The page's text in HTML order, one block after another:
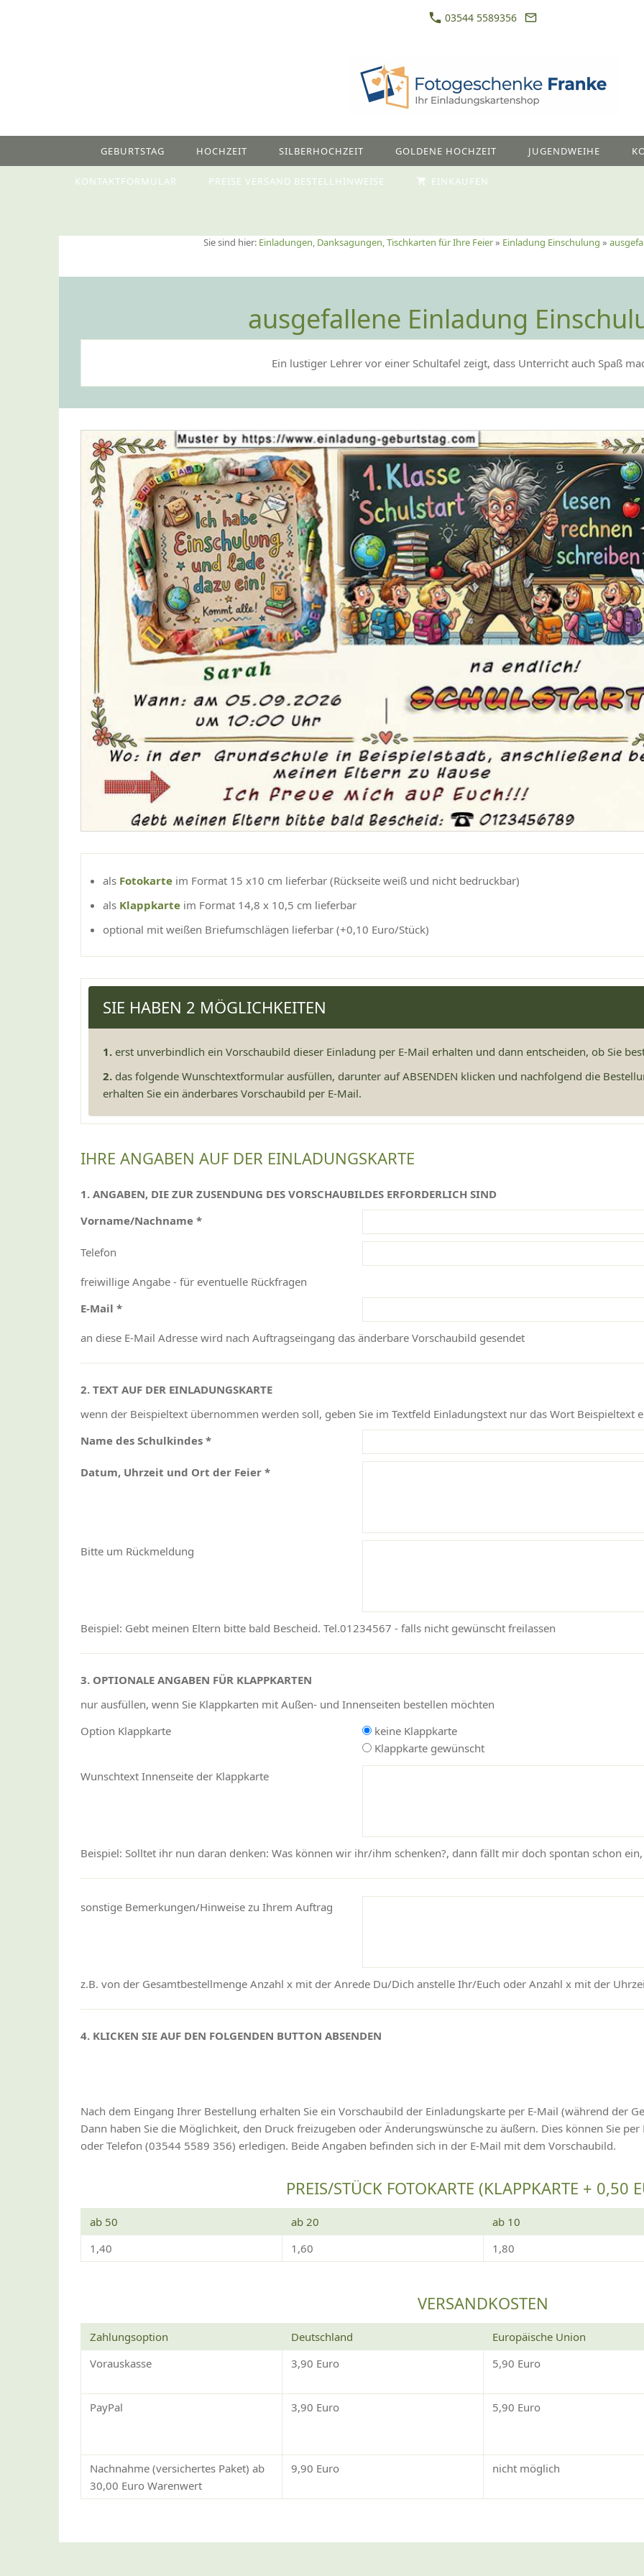
03544 5589356
GEBURTSTAG HOCHZEIT SILBERHOCHZEIT GOLDENE HOCHZEIT JUGENDWEIHE
KONTAKTFORMULAR PREISE VERSAND BESTELLHINWEISE EINKAUFEN
Sie sind hier: Einladungen, Danksagungen, Tischkarten für Ihre Feier» Einladung Einschulung »
ausgefallene Einladung
Ein lustiger Lehrer vor einer Schultafel zeigt, dass Unterricht auch Spaß
als Fotokarte im Format 15 x10 cm lieferbar (Rückseite weiß und nicht bedruckbar)
als Klappkarte im Format 14,8 x 10,5 cm lieferbar
optional mit weißen Briefumschlägen lieferbar (+0,10 Euro/Stück)
SIE HABEN 2 MÖGLICHKEITEN
1. erst unverbindlich ein Vorschaubild dieser Einladung per E-Mail erhalten und dann entscheiden, ob Sie
2. das folgende Wunschtextformular ausfüllen, darunter auf ABSENDEN klicken und nachfolgend die
erhalten Sie ein änderbares Vorschaubild per E-Mail.
IHRE ANGABEN AUF DER EINLADUNGSKARTE
1. ANGABEN, DIE ZUR ZUSENDUNG DES VORSCHAUBILDES ERFORDERLICH SIND
Vorname/Nachname *
Telefon
freiwillige Angabe - für eventuelle Rückfragen
E-Mail *
an diese E-Mail Adresse wird nach Auftragseingang das änderbare Vorschaubild gesendet
2. TEXT AUF DER EINLADUNGSKARTE
wenn der Beispieltext übernommen werden soll, geben Sie im Textfeld Einladungstext nur das Wort Beispieltext
Name des Schulkindes *
Datum, Uhrzeit und Ort der Feier *
Bitte um Rückmeldung
Beispiel: Gebt meinen Eltern bitte bald Bescheid. Tel.01234567 - falls nicht gewünscht freilassen
3. OPTIONALE ANGABEN FÜR KLAPPKARTEN
nur ausfüllen, wenn Sie Klappkarten mit Außen- und Innenseiten bestellen möchten
Option Klappkarte
keine Klappkarte
Klappkarte gewünscht
Wunschtext Innenseite der Klappkarte
Beispiel: Solltet ihr nun daran denken: Was können wir ihr/ihm schenken?, dann fällt mir doch spontan schon
sonstige Bemerkungen/Hinweise zu Ihrem Auftrag
z.B. von der Gesamtbestellmenge Anzahl x mit der Anrede Du/Dich anstelle Ihr/Euch oder Anzahl x mit der
4. KLICKEN SIE AUF DEN FOLGENDEN BUTTON ABSENDEN
Nach dem Eingang Ihrer Bestellung erhalten Sie ein Vorschaubild der Einladungskarte per E-Mail (während der
Dann haben Sie die Möglichkeit, den Druck freizugeben oder Änderungswünsche zu äußern. Dies können Sie
oder Telefon (03544 5589 356) erledigen. Beide Angaben befinden sich in der E-Mail mit dem Vorschaubild.
PREIS/STÜCK FOTOKARTE (KLAPPKARTE + 0,50
ab 50 ab 20
ab 10
1,40
1,60 1,80
VERSANDKOSTEN
Zahlungsoption Deutschland
Europäische Union
Vorauskasse
3,90 Euro 5,90 Euro
PayPal 3,90 Euro 5,90 Euro
Nachnahme (versichertes Paket) ab
30,00 Euro Warenwert
9,90 Euro nicht möglich